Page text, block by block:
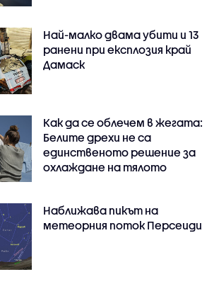
Най-малко двама убити и 13
ранени при експлозия край
Дамаск
Как да се облечем в жегата:
Белите дрехи не са
единственото решение за
охлаждане на тялото
Наближава пикът на
метеорния поток Персеиди